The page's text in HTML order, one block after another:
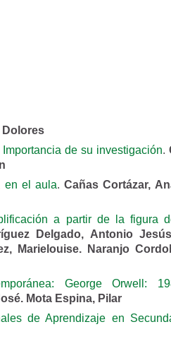
Dolores
de su investigación.
en el aula.Cañas Cortázar,
a partir de la figura
Delgado, Antonio
Marielouise. Naranjo
George Orwell:
Mota Espina, Pilar
de Aprendizaje en